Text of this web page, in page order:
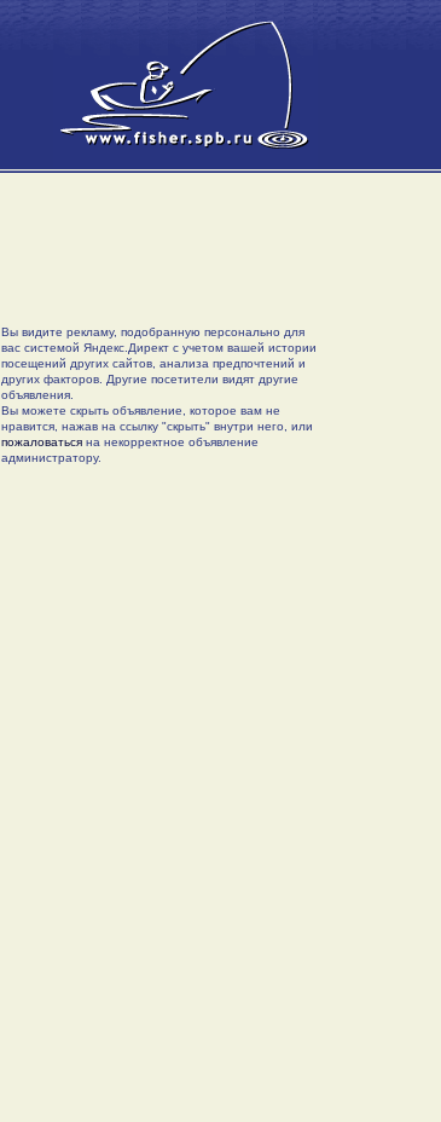
Вы видите рекламу, подобранную персонально для
вас системой Яндекс.Директ с учетом вашей истории
посещений других сайтов, анализа предпочтений и
других факторов. Другие посетители видят другие
объявления.
Вы можете скрыть объявление, которое вам не
нравится, нажав на ссылку "скрыть" внутри него, или
пожаловатьсяна некорректное объявление
администратору.